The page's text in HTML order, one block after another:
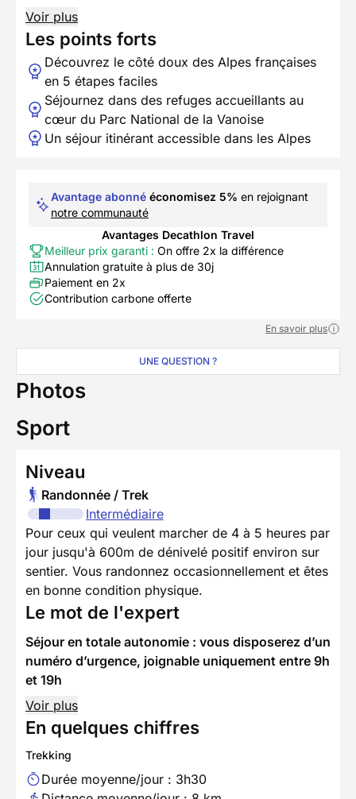
Voir plus
Les points forts
Découvrez le côté doux des Alpes françaises
en 5 étapes faciles
Séjournez dans des refuges accueillants au
cœur du Parc National de la Vanoise
Un séjour itinérant accessible dans les Alpes
Avantage abonné économisez 5% en rejoignant
notre communauté
Avantages Decathlon Travel
Meilleur prix garanti : On offre 2x la différence
Annulation gratuite à plus de 30j
Paiement en 2x
Contribution carbone offerte
En savoir plus
UNE QUESTION ?
Photos
Sport
Niveau
Randonnée / Trek
Intermédiaire
Pour ceux qui veulent marcher de 4 à 5 heures par
jour jusqu'à 600m de dénivelé positif environ sur
sentier. Vous randonnez occasionnellement et êtes
en bonne condition physique.
Le mot de l'expert
Séjour en totale autonomie : vous disposerez d’un
numéro d’urgence, joignable uniquement entre 9h
et 19h
Voir plus
En quelques chiffres
Trekking
Durée moyenne/jour : 3h30